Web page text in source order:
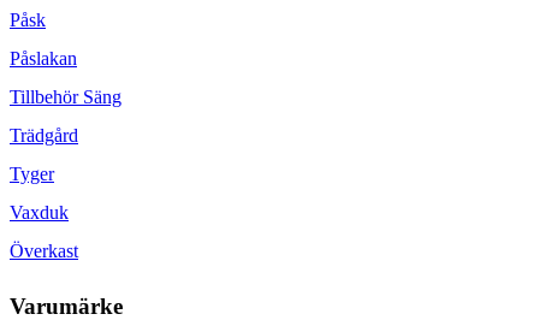
Påsk
Påslakan
Tillbehör Säng
Trädgård
Tyger
Vaxduk
Överkast
Varumärke